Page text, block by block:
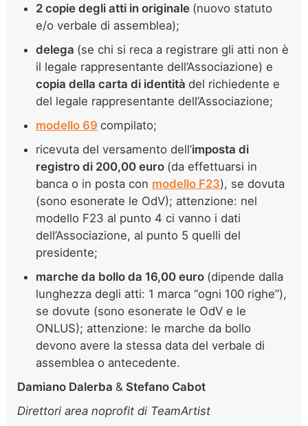
2 copie degli atti in originale (nuovo statuto
e/o verbale di assemblea);
delega (se chi si reca a registrare gli atti non è
il legale rappresentante dell’Associazione) e
copia della carta di identità del richiedente e
del legale rappresentante dell’Associazione;
modello 69 compilato;
ricevuta del versamento dell’imposta di
registro di 200,00 euro (da effettuarsi in
banca o in posta con modello F23), se dovuta
(sono esonerate le OdV); attenzione: nel
modello F23 al punto 4 ci vanno i dati
dell’Associazione, al punto 5 quelli del
presidente;
marche da bollo da 16,00 euro (dipende dalla
lunghezza degli atti: 1 marca “ogni 100 righe”),
se dovute (sono esonerate le OdV e le
ONLUS); attenzione: le marche da bollo
devono avere la stessa data del verbale di
assemblea o antecedente.
Damiano Dalerba & Stefano Cabot
Direttori area noprofit di TeamArtist